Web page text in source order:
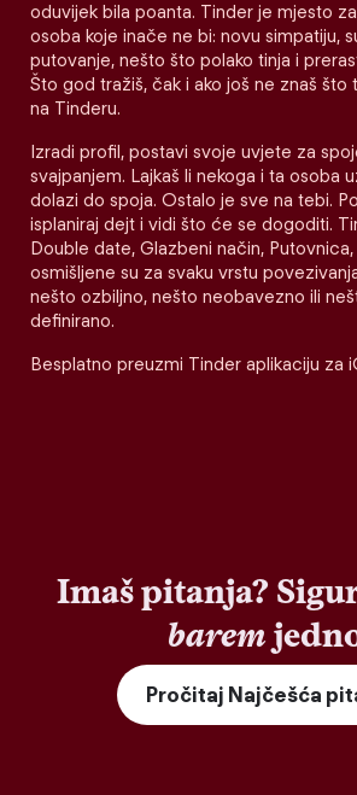
oduvijek bila poanta. Tinder je mjesto
osoba koje inače ne bi: novu simpatiju,
putovanje, nešto što polako tinja i
Što god tražiš, čak i ako još ne znaš što
na Tinderu.
Izradi profil, postavi svoje uvjete za
svajpanjem. Lajkaš li nekoga i ta osoba
dolazi do spoja. Ostalo je sve na tebi.
isplaniraj dejt i vidi što će se dogoditi.
Double date, Glazbeni način, Putovnica,
osmišljene su za svaku vrstu
nešto ozbiljno, nešto neobavezno ili
definirano.
Besplatno preuzmi Tinder aplikaciju za
Imaš pitanja?
barem
Pročitaj Najčešća